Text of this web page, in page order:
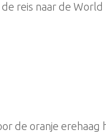
reis naar de World
de oranje erehaag